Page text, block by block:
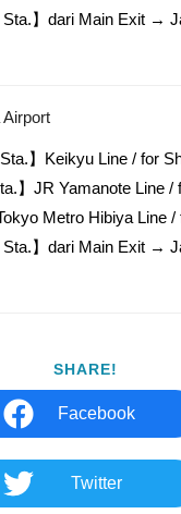
】dari Main Exit →
Airport
Sta.】Keikyu Line / for
】JR Yamanote Line /
Metro Hibiya Line /
】dari Main Exit →
SHARE!
Facebook
Twitter